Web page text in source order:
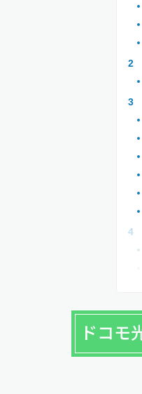
ドコモ